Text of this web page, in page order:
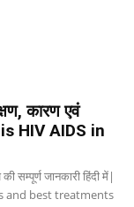
कारण एवं
is HIV AIDS in
सम्पूर्ण जानकारी हिंदी में|
and best treatments